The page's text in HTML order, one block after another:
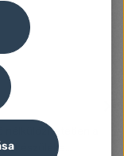
a
készüléke…